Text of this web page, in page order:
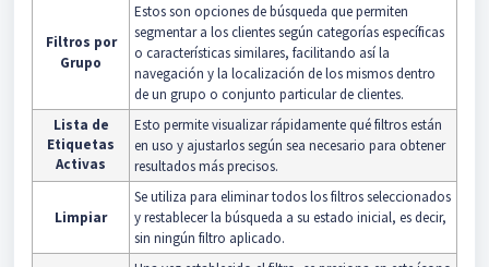
Filtros por
Grupo
Estos son opciones de búsqueda que permiten
segmentar a los clientes según categorías específicas
o características similares, facilitando así la
navegación y la localización de los mismos dentro
de un grupo o conjunto particular de clientes.
Lista de
Etiquetas
Activas
Esto permite visualizar rápidamente qué filtros están
en uso y ajustarlos según sea necesario para obtener
resultados más precisos.
Limpiar
Se utiliza para eliminar todos los filtros seleccionados
y restablecer la búsqueda a su estado inicial, es decir,
sin ningún filtro aplicado.